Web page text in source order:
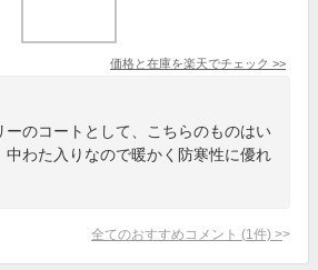
価格と在庫を楽天でチェック >>
ーのコートとして、こちらのものはい
わた入りなので暖かく防寒性に優れ
全てのおすすめコメント (1 件) >